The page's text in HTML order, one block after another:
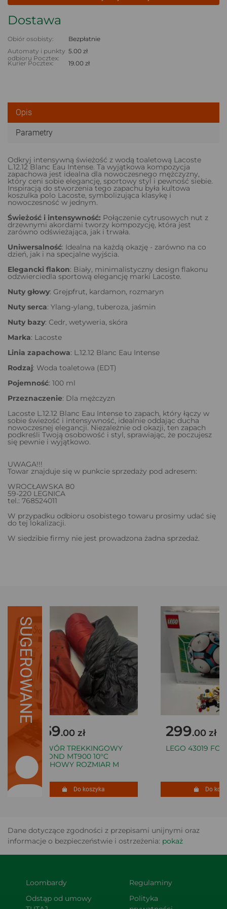
Dostawa
Obiór osobisty:
Bezpłatnie
Automaty i punkty
odbioru Pocztex:
5.00 zł
Kurier Pocztex:
19.00 zł
Opis
Parametry
Odkryj intensywną świeżość z wodą toaletową Lacoste
L.12.12 Blanc Eau Intense. Ta wyjątkowa kompozycja
zapachowa jest idealna dla nowoczesnego mężczyzny,
który ceni sobie elegancję, sportowy styl i pewność siebie.
Inspiracją do stworzenia tego zapachu była kultowa
koszulka polo Lacoste, symbolizująca klasykę i
nowoczesność w jednym.
Świeżość i intensywność: Połączenie cytrusowych nut z
drzewnymi akordami tworzy kompozycję, która jest
zarówno odświeżająca, jak i trwała.
Uniwersalność: Idealna na każdą okazję - zarówno na co
dzień, jak i na specjalne wyjścia.
Elegancki flakon: Biały, minimalistyczny design flakonu
odzwierciedla sportową elegancję marki Lacoste.
Nuty głowy: Grejpfrut, kardamon, rozmaryn
Nuty serca: Ylang-ylang, tuberoza, jaśmin
Nuty bazy: Cedr, wetyweria, skóra
Marka: Lacoste
Linia zapachowa: L.12.12 Blanc Eau Intense
Rodzaj: Woda toaletowa (EDT)
Pojemność: 100 ml
Przeznaczenie: Dla mężczyzn
Lacoste L.12.12 Blanc Eau Intense to zapach, który łączy w
sobie świeżość i intensywność, idealnie oddając ducha
nowoczesnej elegancji. Niezależnie od okazji, ten zapach
podkreśli Twoją osobowość i styl, sprawiając, że poczujesz
się pewnie i wyjątkowo.
UWAGA!!!
Towar znajduje się w punkcie sprzedaży pod adresem:
WROCŁAWSKA 80
59-220 LEGNICA
tel.: 768524011
W przypadku odbioru osobistego towaru prosimy udać się
do tej lokalizacji.
W siedzibie firmy nie jest prowadzona żadna sprzedaż.
SUGEROWANE
459.00 zł
ŚPIWÓR TREKKINGOWY
SIMOND MT900 10°C
PUCHOWY ROZMIAR M
Do koszyka
299.00 zł
LEGO 43019
Do
Dane dotyczące zgodności z przepisami unijnymi oraz
informacje o bezpieczeństwie i ostrzeżenia: pokaż
Loombardy
Odstąp od umowy
Regulaminy
Polityka